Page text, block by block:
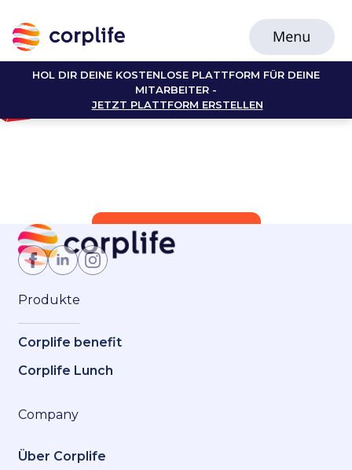
HOL DIR DEINE KOSTENLOSE PLATTFORM FÜR DEINE
MITARBEITER -
JETZT PLATTFORM ERSTELLEN
Jetzt Mitglied werden
Produkte
Corplife benefit
Corplife Lunch
Company
Über Corplife